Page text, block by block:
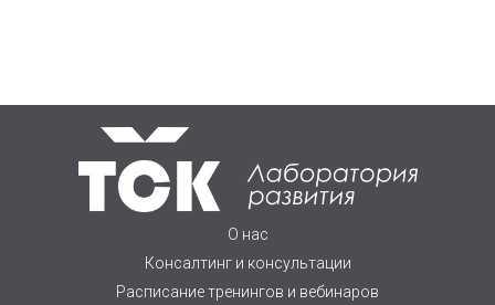
О нас
Консалтинг и консультации
Расписание тренингов и вебинаров